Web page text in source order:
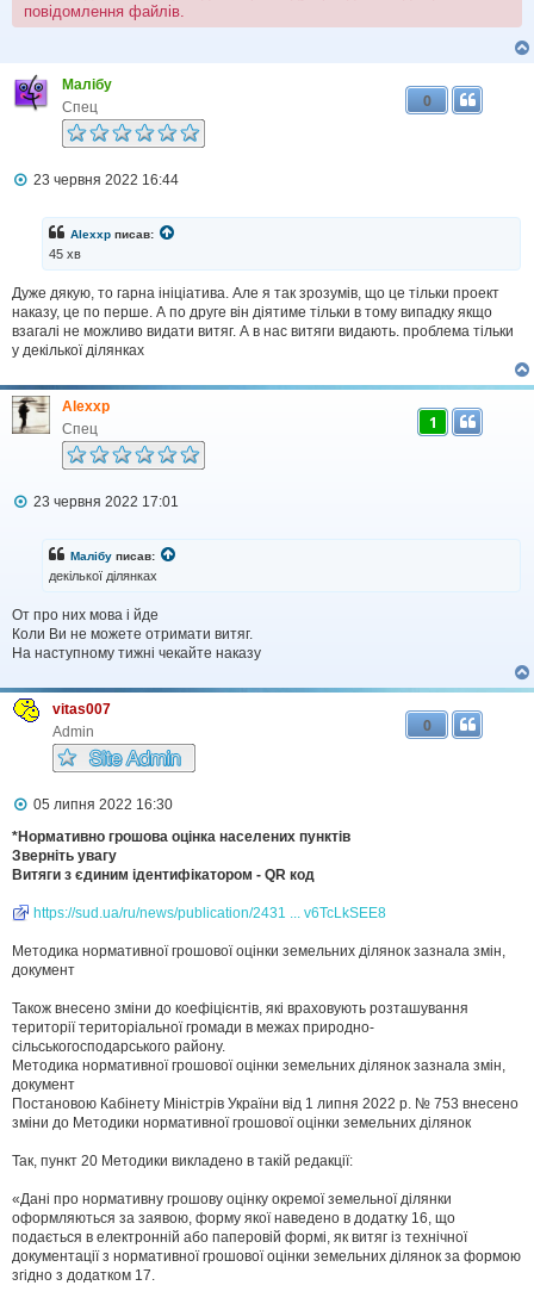
повідомлення файлів.
Малібу
Спец
0
П
л
е
н
н
я
23 червня 2022 16:44
Alexxp писав:
45 хв
Дуже дякую, то гарна ініціатива. Але я так зрозумів, що це тільки проект
наказу, це по перше. А по друге він діятиме тільки в тому випадку якщо
взагалі не можливо видати витяг. А в нас витяги видають. проблема тільки
у декілької ділянках
Alexxp
Спец
1
П
л
е
н
я
23 червня 2022 17:01
Малібу писав:
декілької ділянках
От про них мова і йде
Коли Ви не можете отримати витяг.
На наступному тижні чекайте наказу
vitas007
Admin
0
П
в
і
д
м
л
н
н
05 липня 2022 16:30
*Нормативно грошова оцінка населених пунктів
Зверніть увагу
Витяги з єдиним ідентифікатором - QR код
https://sud.ua/ru/news/publication/2431 ... v6TcLkSEE8
Методика нормативної грошової оцінки земельних ділянок зазнала змін,
документ
Також внесено зміни до коефіцієнтів, які враховують розташування
території територіальної громади в межах природно-
сільськогосподарського району.
Методика нормативної грошової оцінки земельних ділянок зазнала змін,
документ
Постановою Кабінету Міністрів України від 1 липня 2022 р. № 753 внесено
зміни до Методики нормативної грошової оцінки земельних ділянок
Так, пункт 20 Методики викладено в такій редакції:
«Дані про нормативну грошову оцінку окремої земельної ділянки
оформляються за заявою, форму якої наведено в додатку 16, що
подається в електронній або паперовій формі, як витяг із технічної
документації з нормативної грошової оцінки земельних ділянок за формою
згідно з додатком 17.